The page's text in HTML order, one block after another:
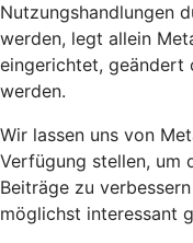
Nutzungshandlungen
werden, legt allein
eingerichtet, geändert
werden.
Wir lassen uns von
Verfügung stellen, um
Beiträge zu
möglichst interessant